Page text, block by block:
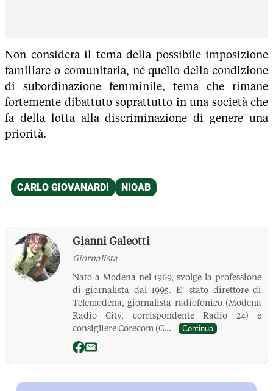
Non considera il tema della possibile imposizione
familiare o comunitaria, né quello della condizione
di subordinazione femminile, tema che rimane
fortemente dibattuto soprattutto in una società che
fa della lotta alla discriminazione di genere una
priorità.
Gianni Galeotti
Giornalista
Nato a Modena nel 1969, svolge la professione
di giornalista dal 1995. E’ stato direttore di
Telemodena, giornalista radiofonico (Modena
Radio City, corrispondente Radio 24) e
consigliere Corecom (C...
Continua
La Pressa